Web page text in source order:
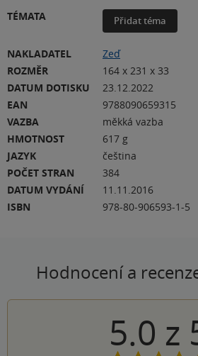
TÉMATA
Přidat téma
NAKLADATEL
Zeď
ROZMĚR
164 x 231 x 33
DATUM DOTISKU
23.12.2022
EAN
9788090659315
VAZBA
měkká vazba
HMOTNOST
617 g
JAZYK
čeština
POČET STRAN
384
DATUM VYDÁNÍ
11.11.2016
ISBN
978-80-906593-1-5
Hodnocení a
5.0 z